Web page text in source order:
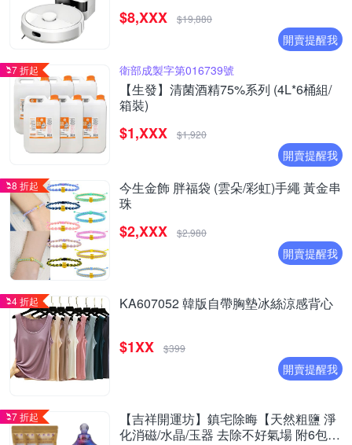
$8,XXX $19,880
開賣提醒我
7 折起 衛部成製字第016739號
【生發】清菌酒精75%系列 (4L*6桶組/
箱裝)
$1,XXX $1,920
開賣提醒我
8 折起
今生金飾 胖福袋 (雲朵/彩虹)手繩 黃金串
珠
$2,XXX $2,980
開賣提醒我
4 折起 KA607052 韓版自帶胸墊冰絲涼感背心
$1XX $399
開賣提醒我
7 折起
【吉祥開運坊】鎮宅除晦【天然粗鹽 淨
化消磁/水晶/玉器 去除不好氣場 附6包海